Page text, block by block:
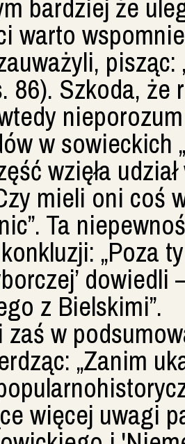
bardziej że
warto
86). Szkoda,
w sowieckich
wzięła
mieli oni coś
Ta
„Poza
z Bielskimi”.
zaś w
„Zanim
więcej uwagi